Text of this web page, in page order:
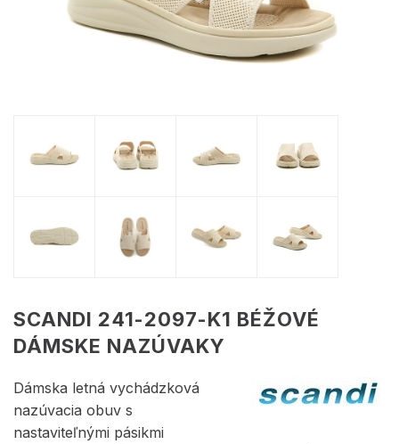
SCANDI 241-2097-K1 BÉŽOVÉ
DÁMSKE NAZÚVAKY
Dámska letná vychádzková
nazúvacia obuv s
nastaviteľnými pásikmi